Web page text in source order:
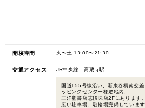
開校時間 火〜土 13:00〜21:30
交通アクセス JR中央線 高蔵寺駅
国道155号線沿い、新東谷橋南交
ッピングセンター様敷地内、
三洋堂書店志段味店2Fにあります。
広い駐車場、駐輪場完備しています